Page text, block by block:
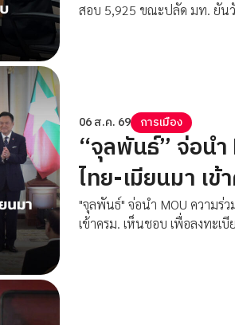
สอบ 5,925 ขณะปลัด มท. ยัน
06 ส.ค. 69 การเมือง
“จุลพันธ์” จ่อนำ
ไทย-เมียนมา เข้
"จุลพันธ์" จ่อนำ MOU ความร่
เข้าครม. เห็นชอบ เพื่อลงทะเ